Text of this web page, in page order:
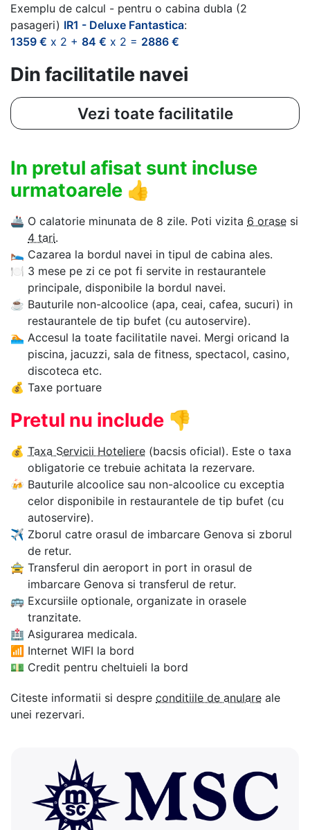
Exemplu de calcul - pentru o cabina dubla (2
pasageri) IR1 - Deluxe Fantastica:
1359 € x 2 + 84 € x 2 = 2886 €
Din facilitatile navei
Vezi toate facilitatile
In pretul afisat sunt incluse
urmatoarele 👍
🚢 O calatorie minunata de 8 zile. Poti vizita 6 orase si
4 tari.
🛌 Cazarea la bordul navei in tipul de cabina ales.
🍽 3 mese pe zi ce pot fi servite in restaurantele
principale, disponibile la bordul navei.
☕ Bauturile non-alcoolice (apa, ceai, cafea, sucuri) in
restaurantele de tip bufet (cu autoservire).
🏊‍ Accesul la toate facilitatile navei. Mergi oricand la
piscina, jacuzzi, sala de fitness, spectacol, casino,
discoteca etc.
💰 Taxe portuare
Pretul nu include 👎
💰 Taxa Servicii Hoteliere (bacsis oficial). Este o taxa
obligatorie ce trebuie achitata la rezervare.
🍻 Bauturile alcoolice sau non-alcoolice cu exceptia
celor disponibile in restaurantele de tip bufet (cu
autoservire).
✈ Zborul catre orasul de imbarcare Genova si zborul
de retur.
🚖 Transferul din aeroport in port in orasul de
imbarcare Genova si transferul de retur.
🚌 Excursiile optionale, organizate in orasele
tranzitate.
🏥 Asigurarea medicala.
📶 Internet WIFI la bord
💵 Credit pentru cheltuieli la bord
Citeste informatii si despre conditiile de anulare ale
unei rezervari.